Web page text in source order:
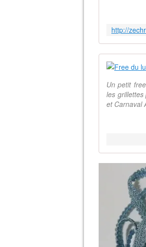
Un petit
les
et Carnaval